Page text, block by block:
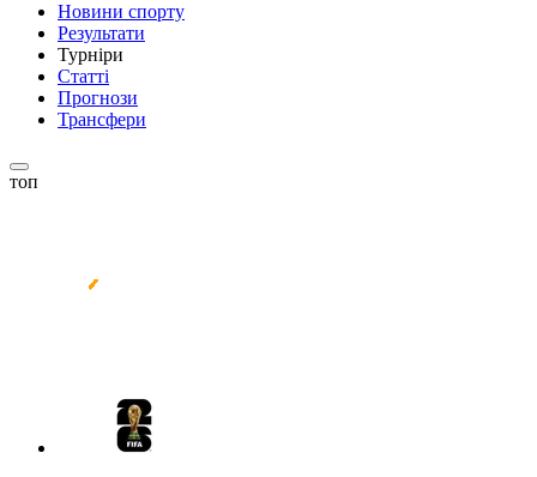
Новини спорту
Результати
Турніри
Статті
Прогнози
Трансфери
топ